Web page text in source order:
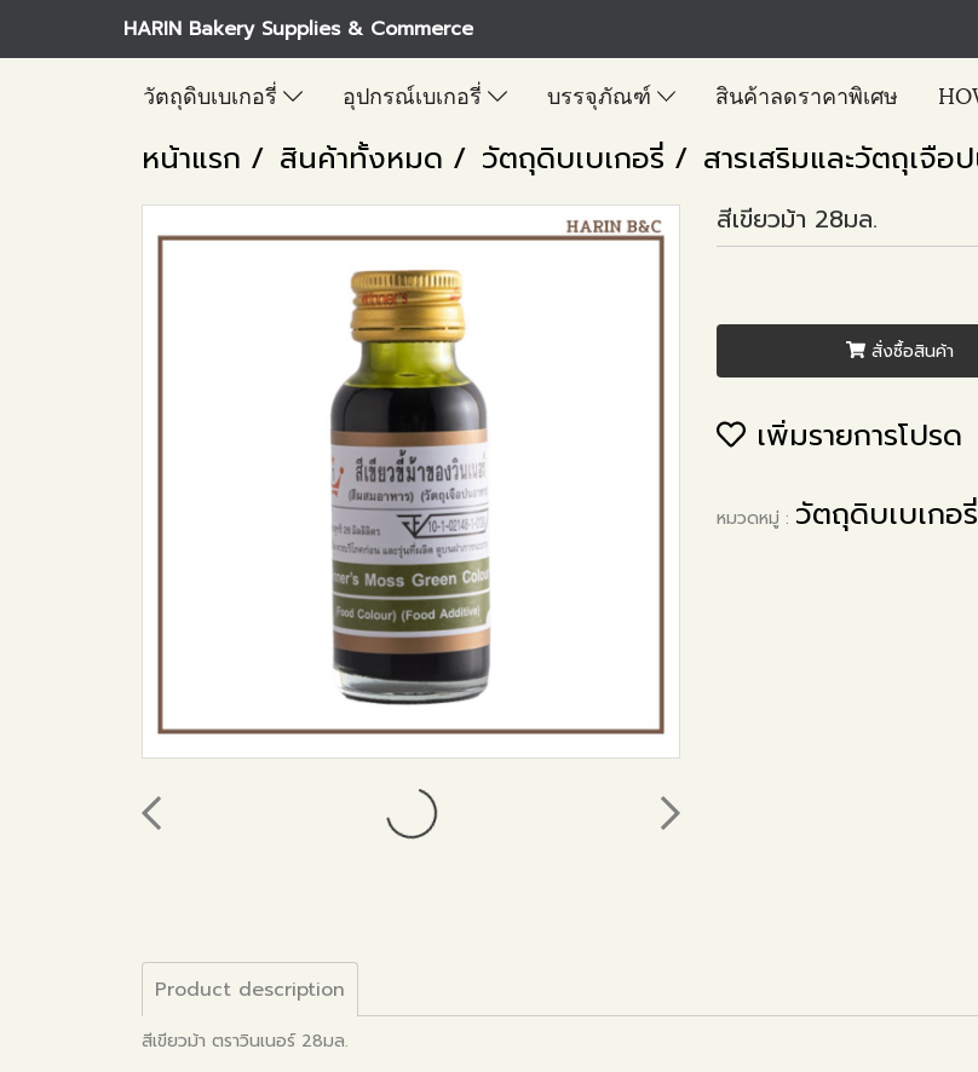
HARIN Bakery Supplies & Commerce
วัตถุดิบเบเกอรี่ อุปกรณ์เบเกอรี่ บรรจุภัณฑ์ สินค้าลดราคาพิเศษ
หน้าแรก สินค้าทั้งหมด วัตถุดิบเบเกอรี่ สารเสริมและวัตถุเจือ
สีเขียวม้า 28มล.
สั่งซื้อสินค้า
เพิ่มรายการโปรด
หมวดหมู่ : วัตถุดิบเบเกอรี่
Product description
สีเขียวม้า ตราวินเนอร์ 28มล.